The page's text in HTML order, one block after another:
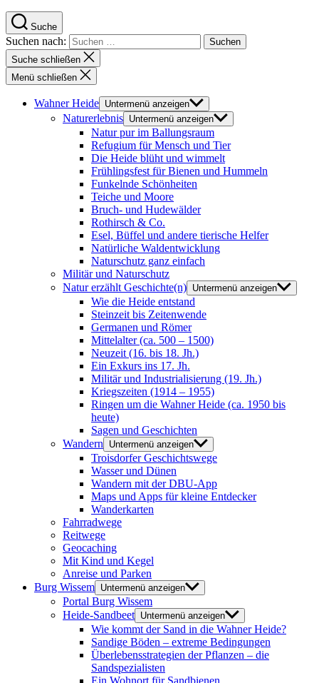
Suche
Suchen nach:
Suche schließen
Menü schließen
Wahner Heide Untermenü anzeigen
Naturerlebnis Untermenü anzeigen
Natur pur im Ballungsraum
Refugium für Mensch und Tier
Die Heide blüht und wimmelt
Frühlingsfest für Bienen und Hummeln
Funkelnde Schönheiten
Teiche und Moore
Bruch- und Hudewälder
Rothirsch & Co.
Esel, Büffel und andere tierische Helfer
Natürliche Waldentwicklung
Naturschutz ganz einfach
Militär und Naturschutz
Natur erzählt Geschichte(n) Untermenü anzeigen
Wie die Heide entstand
Steinzeit bis Zeitenwende
Germanen und Römer
Mittelalter (ca. 500 – 1500)
Neuzeit (16. bis 18. Jh.)
Ein Exkurs ins 17. Jh.
Militär und Industrialisierung (19. Jh.)
Kriegszeiten (1914 – 1955)
Ringen um die Wahner Heide (ca. 1950 bis
heute)
Sagen und Geschichten
Wandern
Untermenü anzeigen
Troisdorfer Geschichtswege
Wasser und Dünen
Wandern mit der DBU-App
Maps und Apps für kleine Entdecker
Wanderkarten
Fahrradwege
Reitwege
Geocaching
Mit Kind und Kegel
Anreise und Parken
Burg Wissem Untermenü anzeigen
Portal Burg Wissem
Heide-Sandbeet Untermenü anzeigen
Wie kommt der Sand in die Wahner Heide?
Sandige Böden – extreme Bedingungen
Überlebensstrategien der Pflanzen – die
Sandspezialisten
Ein Wohnort für Sandbienen